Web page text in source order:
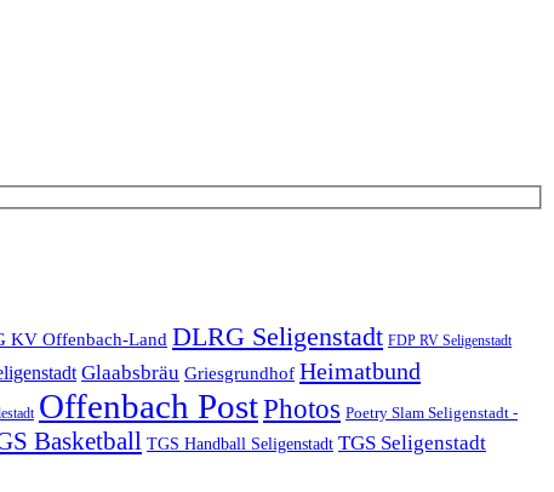
KV Offenbach-Land DLRG Seligenstadt FDP RV Seligenstadt
Glaabsbräu Griesgrundhof Heimatbund
Offenbach PostPhotos Poetry Slam Seligenstadt -
Basketball TGS Handball Seligenstadt TGS Seligenstadt